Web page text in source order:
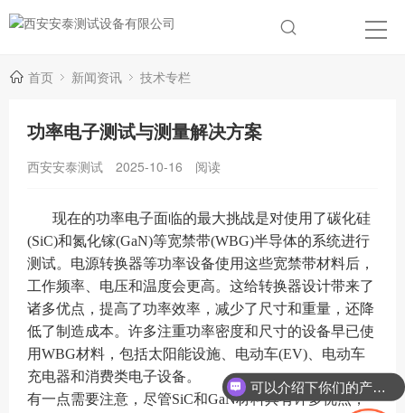
首页 新闻资讯 技术专栏
功率电子测试与测量解决方案
西安安泰测试 2025-10-16 阅读
现在的功率电子面临的最大挑战是对使用了碳化硅
(SiC)和氮化镓(GaN)等宽禁带(WBG)半导体的系统进行
测试。电源转换器等功率设备使用这些宽禁带材料后，
工作频率、电压和温度会更高。这给转换器设计带来了
诸多优点，提高了功率效率，减少了尺寸和重量，还降
低了制造成本。许多注重功率密度和尺寸的设备早已使
用WBG材料，包括太阳能设施、电动车(EV)、电动车
充电器和消费类电子设备。
有一点需要注意，尽管SiC和GaN材料具有许多优点，
可以介绍下你们的产品么？